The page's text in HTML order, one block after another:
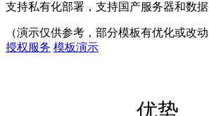
支持私有化部署，支持国产服务器和数
（演示仅供参考，部分模板有优化或改动
授权服务 模板演示
优势